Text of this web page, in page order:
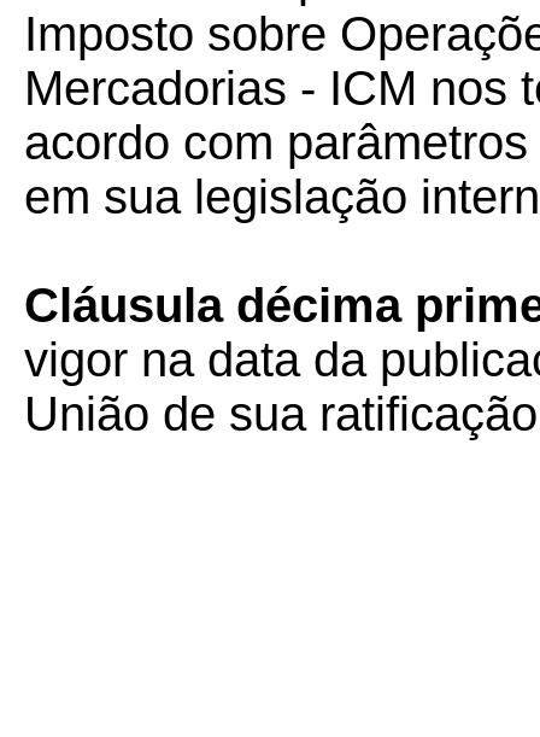
Imposto sobre
Mercadorias - ICM nos
acordo com
em sua legislação
Cláusula décima
vigor na data da
União de sua